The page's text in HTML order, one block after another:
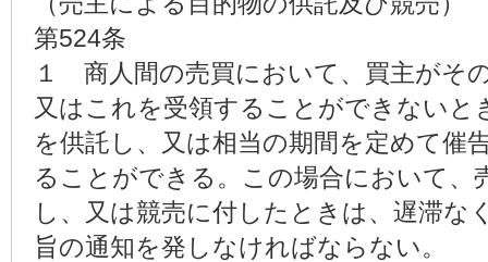
第524条
１ 商人間の売買において、買主がそ
又はこれを受領することができないと
を供託し、又は相当の期間を定めて催
ることができる。この場合において、
し、又は競売に付したときは、遅滞な
旨の通知を発しなければならない。